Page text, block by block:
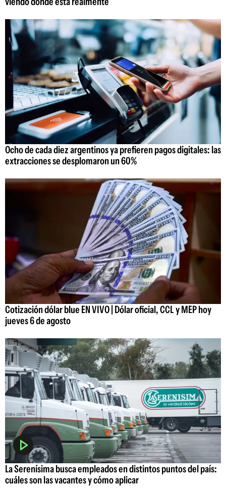
Ocho de cada diez argentinos ya prefieren pagos digitales: las
extracciones se desplomaron un 60%
Cotización dólar blue EN VIVO | Dólar oficial, CCL y MEP hoy
jueves 6 de agosto
La Serenísima busca empleados en distintos puntos del país:
cuáles son las vacantes y cómo aplicar